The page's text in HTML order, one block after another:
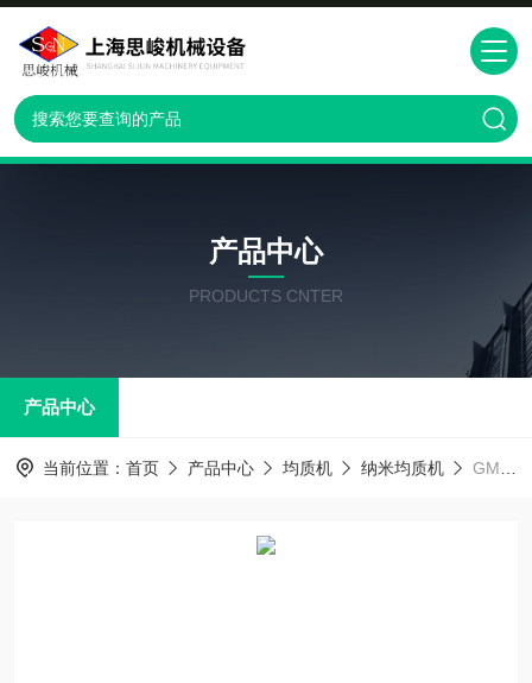
产品中心
PRODUCTS CNTER
产品中心
当前位置： 首页 产品中心 均质机 纳米均质机 GMD2000/4胶片用染料研磨均质机